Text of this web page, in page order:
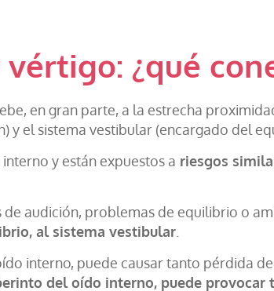
¿qué
en gran parte, a la estrecha
y el sistema vestibular (encargado del
y están expuestos a riesgos
audición, problemas de equilibrio o
al sistema vestibular.
interno, puede causar tanto pérdida
del oído interno, puede provocar